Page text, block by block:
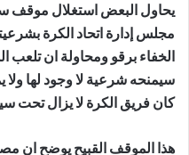
يحاول البعض استغلال موقف
مجلس إدارة اتحاد الكرة
الخفاء برقو ومحاولة ان تلعب
سيمنحه شرعية لا وجود لها
كان فريق الكرة لا يزال تحت
هذا الموقف القبيح يوضح ان